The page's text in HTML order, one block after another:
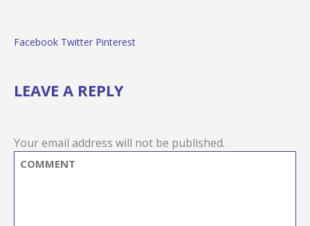
Facebook Twitter Pinterest
LEAVE A REPLY
Your email address will not be published.